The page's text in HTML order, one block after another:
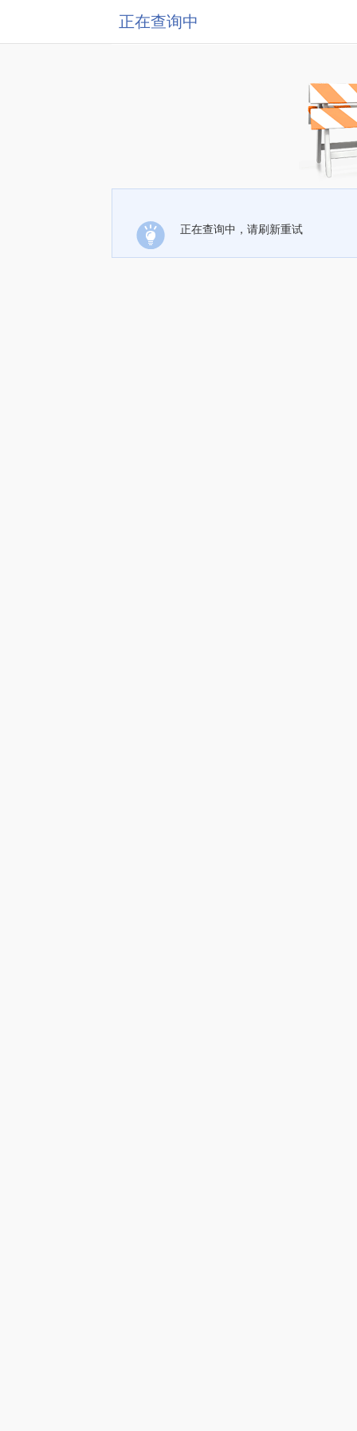
正在查询中
正在查询中，请刷新重试